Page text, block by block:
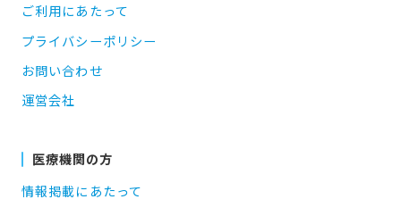
ご利用にあたって
プライバシーポリシー
お問い合わせ
運営会社
医療機関の方
情報掲載にあたって